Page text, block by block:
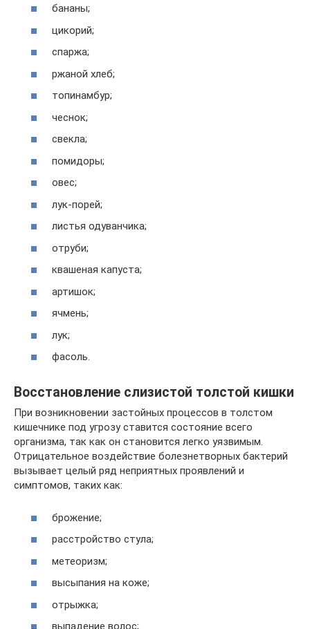
бананы;
цикорий;
спаржа;
ржаной хлеб;
топинамбур;
чеснок;
свекла;
помидоры;
овес;
лук-порей;
листья одуванчика;
отруби;
квашеная капуста;
артишок;
ячмень;
лук;
фасоль.
Восстановление слизистой толстой кишки
При возникновении застойных процессов в толстом
кишечнике под угрозу ставится состояние всего
организма, так как он становится легко уязвимым.
Отрицательное воздействие болезнетворных бактерий
вызывает целый ряд неприятных проявлений и
симптомов, таких как:
брожение;
расстройство стула;
метеоризм;
высыпания на коже;
отрыжка;
выпадение волос;